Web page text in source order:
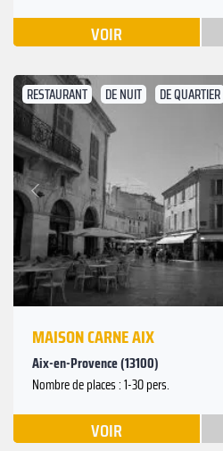
VOIR
RESTAURANT DE NUIT DE QUARTIER
Précédent
MAISON CARNE AIX
Aix-en-Provence (13100)
Nombre de places : 1-30 pers.
VOIR